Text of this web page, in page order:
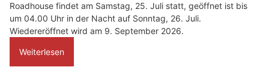
Roadhouse findet am Samstag, 25. Juli statt, geöffnet ist bis
um 04.00 Uhr in der Nacht auf Sonntag, 26. Juli.
Wiedereröffnet wird am 9. September 2026.
Weiterlesen